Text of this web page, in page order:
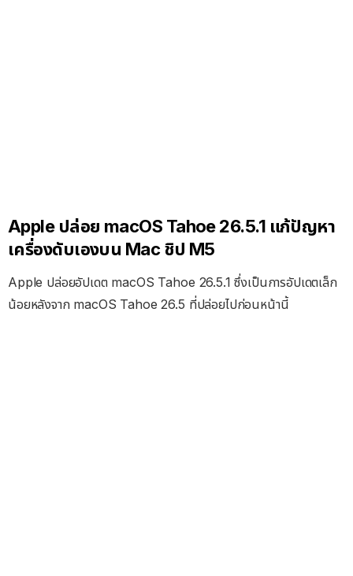
Apple ปล่อย macOS Tahoe 26.5.1 แก้ปัญหา
เครื่องดับเองบน Mac ชิป M5
Apple ปล่อยอัปเดต macOS Tahoe 26.5.1 ซึ่งเป็นการอัปเดตเล็ก
น้อยหลังจาก macOS Tahoe 26.5 ที่ปล่อยไปก่อนหน้านี้